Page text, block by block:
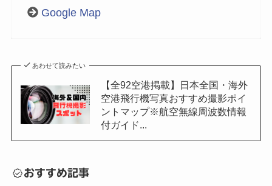
Google Map
あわせて読みたい
【全92空港掲載】日本全国・海外
空港飛行機写真おすすめ撮影ポイ
ントマップ※航空無線周波数情報
付ガイド...
おすすめ記事